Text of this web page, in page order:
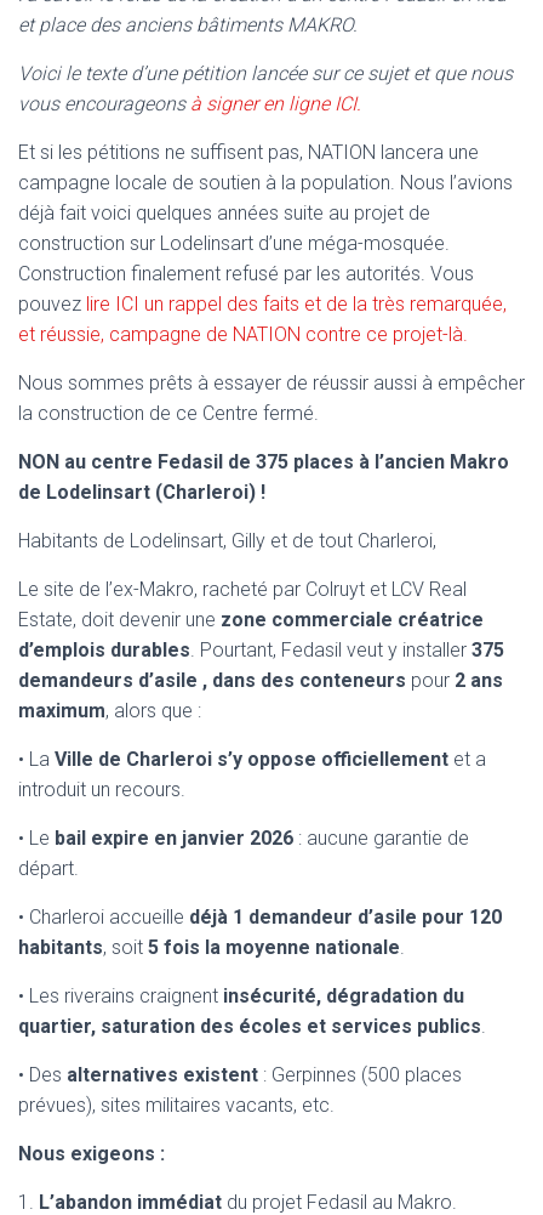
N
et place des anciens bâtiments MAKRO.
Voici le texte d’une pétition lancée sur ce sujet et que nous
vous encourageons à signer en ligne ICI.
Et si les pétitions ne suffisent pas, NATION lancera une
campagne locale de soutien à la population. Nous l’avions
déjà fait voici quelques années suite au projet de
construction sur Lodelinsart d’une méga-mosquée.
Construction finalement refusé par les autorités. Vous
pouvez lire ICI un rappel des faits et de la très remarquée,
et réussie, campagne de NATION contre ce projet-là.
Nous sommes prêts à essayer de réussir aussi à empêcher
la construction de ce Centre fermé.
NON au centre Fedasil de 375 places à l’ancien Makro
de Lodelinsart (Charleroi) !
Habitants de Lodelinsart, Gilly et de tout Charleroi,
Le site de l’ex-Makro, racheté par Colruyt et LCV Real
Estate, doit devenir une zone commerciale créatrice
d’emplois durables. Pourtant, Fedasil veut y installer 375
demandeurs d’asile , dans des conteneurs pour 2 ans
maximum, alors que :
• La Ville de Charleroi s’y oppose officiellement et a
introduit un recours.
• Le bail expire en janvier 2026 : aucune garantie de
départ.
• Charleroi accueille déjà 1 demandeur d’asile pour 120
habitants, soit 5 fois la moyenne nationale.
• Les riverains craignent insécurité, dégradation du
quartier, saturation des écoles et services publics.
• Des alternatives existent : Gerpinnes (500 places
prévues), sites militaires vacants, etc.
Nous exigeons :
1. L’abandon immédiat du projet Fedasil au Makro.